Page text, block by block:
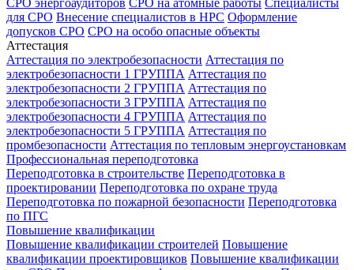
СРО энергоаудиторов СРО на атомные работы Специалисты
для СРО Внесение специалистов в НРС Оформление
допусков СРО СРО на особо опасные объекты
Аттестация
Аттестация по электробезопасности Аттестация по
электробезопасности 1 ГРУППА Аттестация по
электробезопасности 2 ГРУППА Аттестация по
электробезопасности 3 ГРУППА Аттестация по
электробезопасности 4 ГРУППА Аттестация по
электробезопасности 5 ГРУППА Аттестация по
промбезопасности Аттестация по тепловым энергоустановкам
Профессиональная переподготовка
Переподготовка в строительстве Переподготовка в
проектировании Переподготовка по охране труда
Переподготовка по пожарной безопасности Переподготовка
по ПГС
Повышение квалификации
Повышение квалификации строителей Повышение
квалификации проектировщиков Повышение квалификации